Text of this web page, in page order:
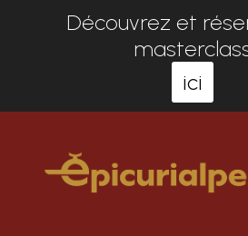
Découvrez et
ici